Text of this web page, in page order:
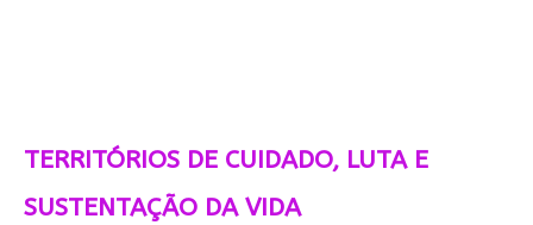
TERRITÓRIOS DE CUIDADO, LUTA E
SUSTENTAÇÃO DA VIDA